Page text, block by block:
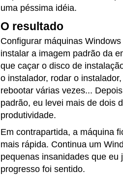
uma péssima idéia.
O resultado
Configurar máquinas
instalar a imagem padrão da
que caçar o disco de
o instalador, rodar o
rebootar várias vezes...
padrão, eu levei mais de dois
produtividade.
Em contrapartida, a máquina
mais rápida. Continua um
pequenas insanidades que
progresso foi sentido.